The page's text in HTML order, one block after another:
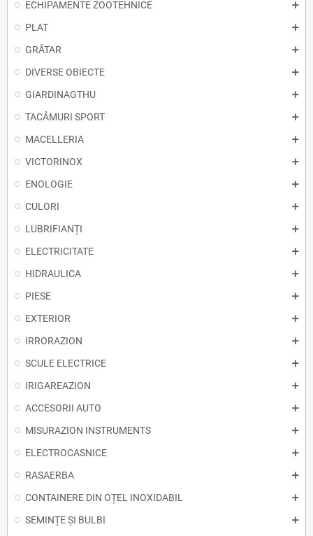
ECHIPAMENTE ZOOTEHNICE
PLAT
GRĂTAR
DIVERSE OBIECTE
GIARDINAGTHU
TACÂMURI SPORT
MACELLERIA
VICTORINOX
ENOLOGIE
CULORI
LUBRIFIANȚI
ELECTRICITATE
HIDRAULICA
PIESE
EXTERIOR
IRRORAZION
SCULE ELECTRICE
IRIGAREAZION
ACCESORII AUTO
MISURAZION INSTRUMENTS
ELECTROCASNICE
RASAERBA
CONTAINERE DIN OȚEL INOXIDABIL
SEMINȚE ȘI BULBI